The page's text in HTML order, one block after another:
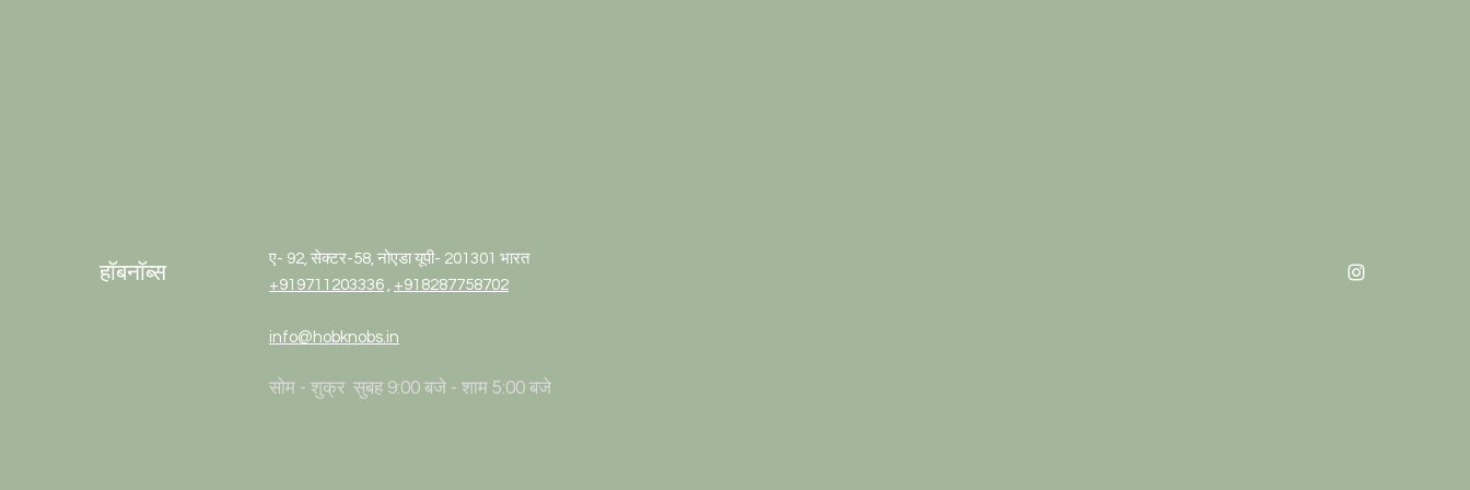
हॉबनॉब्स
ए- 92, सेक्टर-58, नोएडा यूपी- 201301 भारत
+919711203336 , +918287758702
info@hobknobs.in
सोम - शुक्र सुबह 9:00 बजे - शाम 5:00 बजे